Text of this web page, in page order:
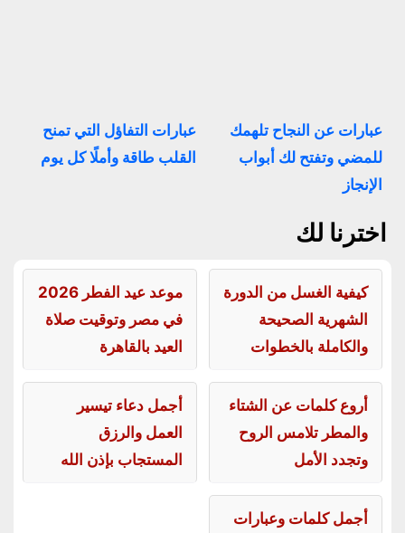
عبارات عن النجاح تلهمك
للمضي وتفتح لك أبواب
الإنجاز
عبارات التفاؤل التي تمنح
القلب طاقة وأملًا كل يوم
اخترنا لك
كيفية الغسل من الدورة
الشهرية الصحيحة
والكاملة بالخطوات
موعد عيد الفطر 2026
في مصر وتوقيت صلاة
العيد بالقاهرة
أروع كلمات عن الشتاء
والمطر تلامس الروح
وتجدد الأمل
أجمل دعاء تيسير
العمل والرزق
المستجاب بإذن الله
أجمل كلمات وعبارات